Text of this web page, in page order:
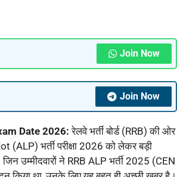
Join Now
Join Now
Date 2026: रेलवे भर्ती बोर्ड (RRB) की ओर
भर्ती परीक्षा 2026 को लेकर बड़ी
उम्मीदवारों ने RRB ALP भर्ती 2025 (CEN